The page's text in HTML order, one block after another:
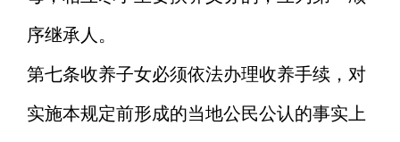
序继承人。
第七条收养子女必须依法办理收养手续，对
实施本规定前形成的当地公民公认的事实上